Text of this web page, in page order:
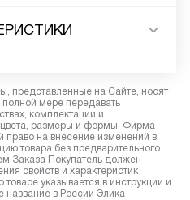
представленные на Сайте, носят
полной мере передавать
комплектации и
цвета, размеры и формы. Фирма-
право на внесение изменений в
товара без предварительного
Заказа Покупатель должен
свойств и характеристик
указывается в инструкции и
название в России Элика